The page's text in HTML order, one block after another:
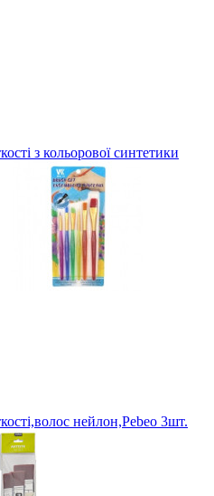
з кольорової синтетики
нейлон,Pebeo 3шт.